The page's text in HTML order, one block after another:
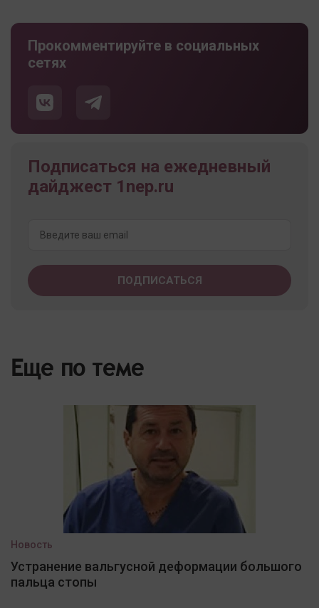
Прокомментируйте в социальных
сетях
Подписаться на ежедневный
дайджест 1nep.ru
Еще по теме
Новость
Устранение вальгусной деформации большого
пальца стопы